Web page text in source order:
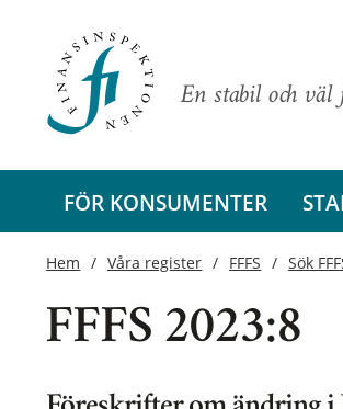
En stabil och
FÖR KONSUMENTER
Hem Våra register FFFS Sök
FFFS 2023:8